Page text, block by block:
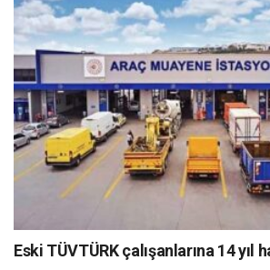
Eski TÜVTÜRK çalışanlarına 14 yıl